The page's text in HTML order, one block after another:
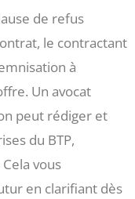
de refus
le contractant
à
Un avocat
peut rédiger et
du BTP,
vous
en clarifiant dès